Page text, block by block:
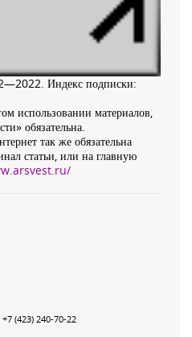
Индекс подписки:
использовании материалов,
обязательна.
так же обязательна
статьи, или на главную
+7 (423) 240-70-22